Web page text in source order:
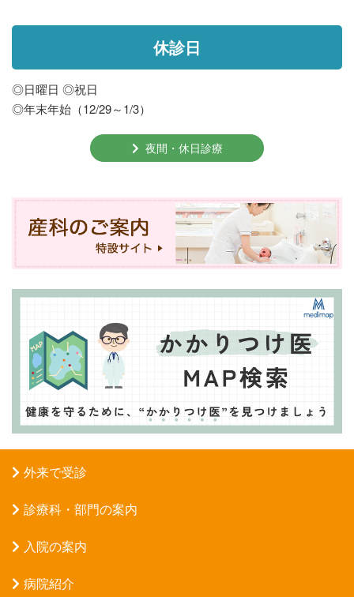
休診日
◎日曜日 ◎祝日
◎年末年始（12/29～1/3）
夜間・休日診療
外来で受診
診療科・部門の案内
入院の案内
病院紹介